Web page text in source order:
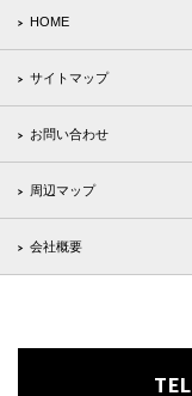
HOME
サイトマップ
お問い合わせ
周辺マップ
会社概要
TEL